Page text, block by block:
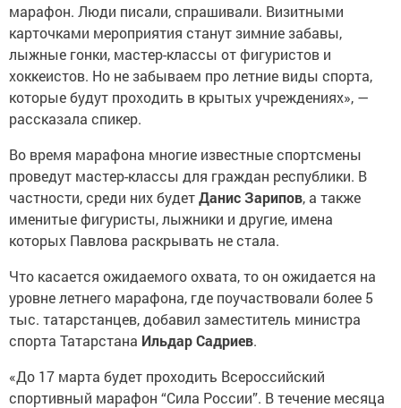
марафон. Люди писали, спрашивали. Визитными
карточками мероприятия станут зимние забавы,
лыжные гонки, мастер-классы от фигуристов и
хоккеистов. Но не забываем про летние виды спорта,
которые будут проходить в крытых учреждениях», —
рассказала спикер.
Во время марафона многие известные спортсмены
проведут мастер-классы для граждан республики. В
частности, среди них будетДанис Зарипов, а также
именитые фигуристы, лыжники и другие, имена
которых Павлова раскрывать не стала.
Что касается ожидаемого охвата, то он ожидается на
уровне летнего марафона, где поучаствовали более 5
тыс. татарстанцев, добавил заместитель министра
спорта Татарстана Ильдар Садриев.
«До 17 марта будет проходить Всероссийский
спортивный марафон “Сила России”. В течение месяца